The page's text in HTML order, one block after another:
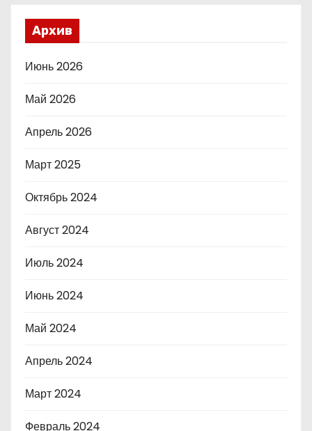
Архив
Июнь 2026
Май 2026
Апрель 2026
Март 2025
Октябрь 2024
Август 2024
Июль 2024
Июнь 2024
Май 2024
Апрель 2024
Март 2024
Февраль 2024